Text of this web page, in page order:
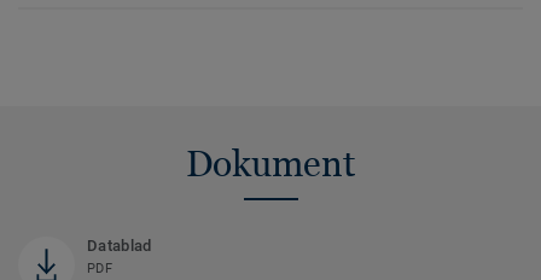
Dokument
Datablad
PDF